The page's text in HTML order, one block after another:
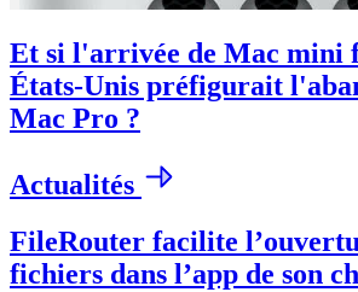
Et si l'arrivée de Mac mini
États-Unis préfigurait
Mac Pro ?
Actualités
FileRouter facilite
fichiers dans l’app de son